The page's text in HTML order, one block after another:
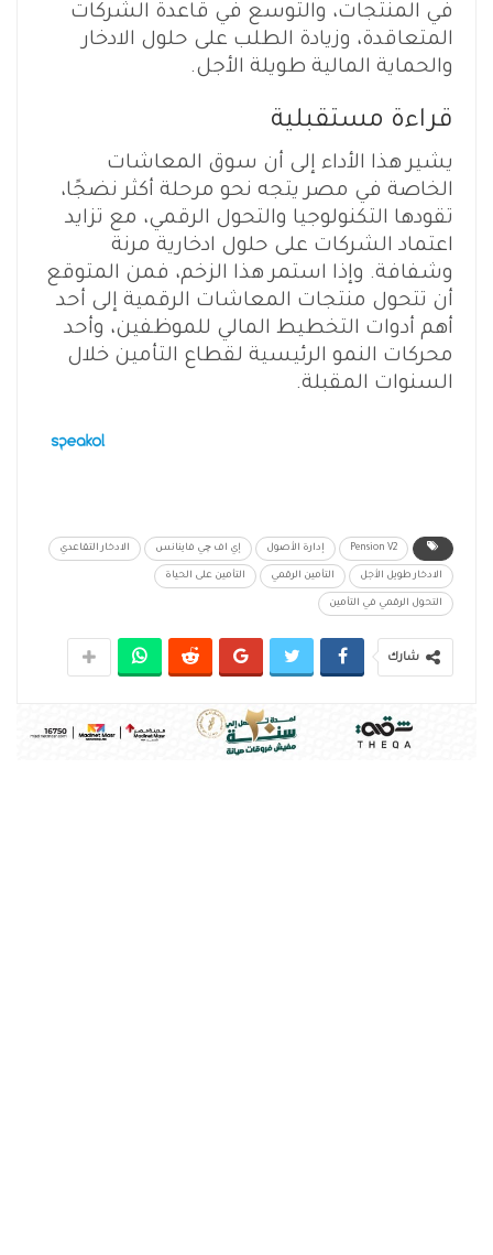
في المنتجات، والتوسع في قاعدة الشركات
المتعاقدة، وزيادة الطلب على حلول الادخار
والحماية المالية طويلة الأجل.
قراءة مستقبلية
يشير هذا الأداء إلى أن سوق المعاشات
الخاصة في مصر يتجه نحو مرحلة أكثر نضجًا،
تقودها التكنولوجيا والتحول الرقمي، مع تزايد
اعتماد الشركات على حلول ادخارية مرنة
وشفافة. وإذا استمر هذا الزخم، فمن المتوقع
أن تتحول منتجات المعاشات الرقمية إلى أحد
أهم أدوات التخطيط المالي للموظفين، وأحد
محركات النمو الرئيسية لقطاع التأمين خلال
السنوات المقبلة.
Pension V2 إدارة الأصول إي اف چي فاينانس الادخار التقاعدي
الادخار طويل الأجل التأمين الرقمي التأمين على الحياة
التحول الرقمي في التأمين
شارك